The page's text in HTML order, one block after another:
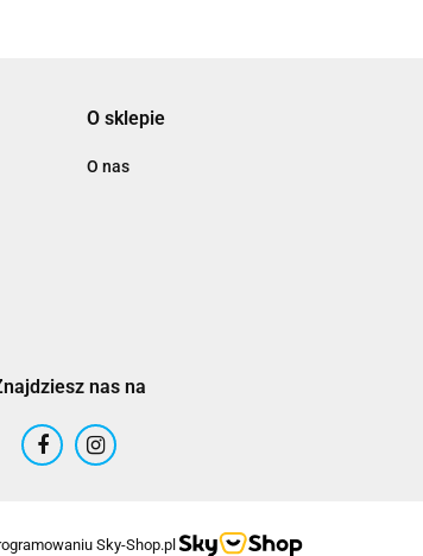
O sklepie
O nas
nas na
Sky-Shop.pl